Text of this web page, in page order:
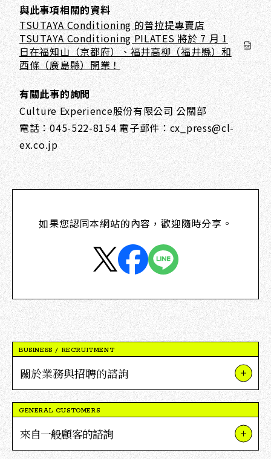
與此事項相關的資料
TSUTAYA Conditioning 的普拉提專賣店
TSUTAYA Conditioning PILATES 將於 7 月 1
日在福知山（京都府）、福井高柳（福井縣）和
西條（廣島縣）開業！
有關此事的詢問
Culture Experience股份有限公司 公關部
電話：045-522-8154 電子郵件：cx_press@cl-
ex.co.jp
如果您認同本網站的內容，歡迎隨時分享。
BUSINESS / RECRUITMENT
關於業務與招聘的諮詢
關於我們的業務與項目
GENERAL CUSTOMERS
來自一般顧客的諮詢